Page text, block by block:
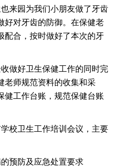
来园为我们小朋友做了牙齿
好对牙齿的防御。在保健老
配合，按时做好了本次的牙
做好卫生保健工作的同时完
老师规范资料的收集和采
健工作台账，规范保健台账
校卫生工作培训会议，主要
的预防及应急处置要求